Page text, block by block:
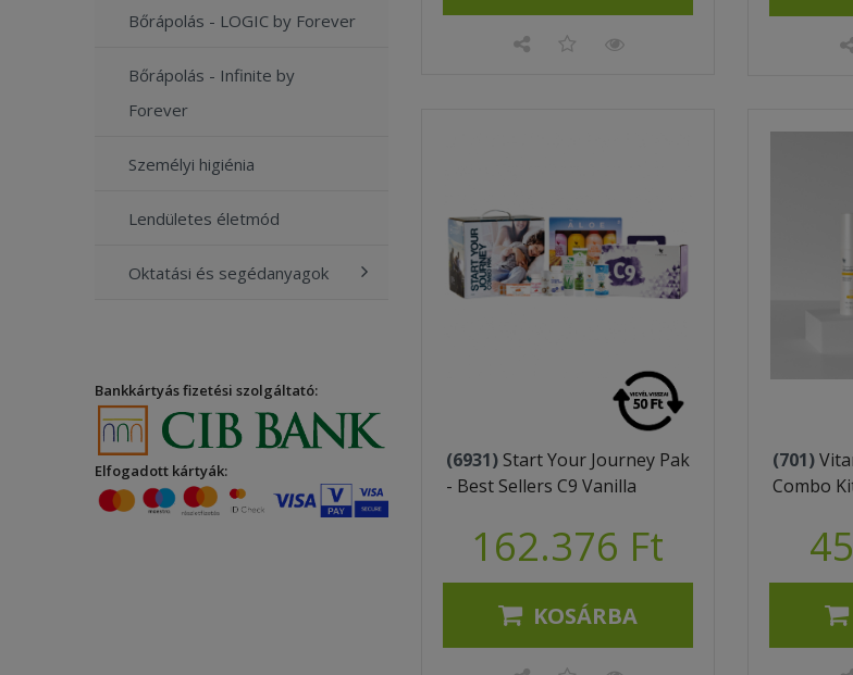
Bőrápolás - LOGIC by Forever
Bőrápolás - Infinite by
Forever
Személyi higiénia
Lendületes életmód
Oktatási és segédanyagok
Bankkártyás fizetési szolgáltató:
Elfogadott kártyák: (6931) Start Your Journey Pak
- Best Sellers C9 Vanilla
162.376 Ft
KOSÁRBA
(701)
Combo